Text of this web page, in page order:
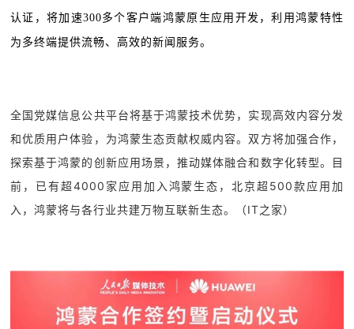
认证，将加速300多个客户端鸿蒙原生应用开发，利用鸿蒙特性
为多终端提供流畅、高效的新闻服务。
全国党媒信息公共平台将基于鸿蒙技术优势，实现高效内容分发
和优质用户体验，为鸿蒙生态贡献权威内容。双方将加强合作，
探索基于鸿蒙的创新应用场景，推动媒体融合和数字化转型。目
前，已有超4000家应用加入鸿蒙生态，北京超500款应用加
入，鸿蒙将与各行业共建万物互联新生态。（IT之家）